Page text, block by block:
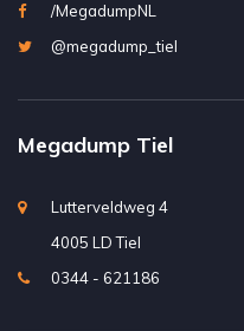
/MegadumpNL
@megadump_tiel
Megadump Tiel
Lutterveldweg 4
4005 LD Tiel
0344 - 621186